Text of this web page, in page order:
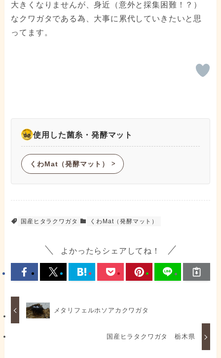
大きくなりませんが、身近（意外と採集困難！？）
なクワガタである為、大事に累代していきたいと思
ってます。
使用した菌糸・発酵マット
くわMat（発酵マット） ᐳ
国産ヒタラクワガタ くわMat（発酵マット）
よかったらシェアしてね！
メタリフェルホソアカクワガタ
国産ヒラタクワガタ 栃木県